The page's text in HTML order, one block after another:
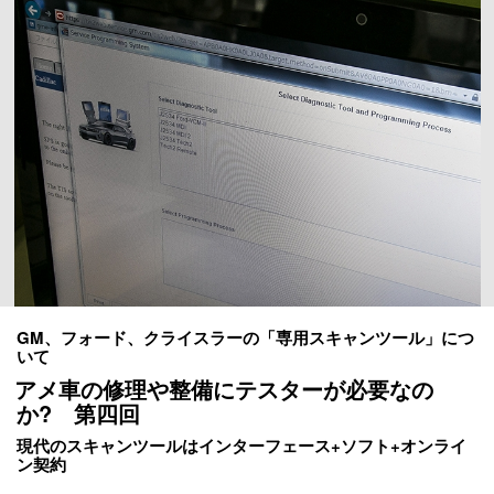
GM、フォード、クライスラーの「専用スキャンツール」につ
いて
アメ車の修理や整備にテスターが必要なの
か? 第四回
現代のスキャンツールはインターフェース+ソフト+オンライ
ン契約